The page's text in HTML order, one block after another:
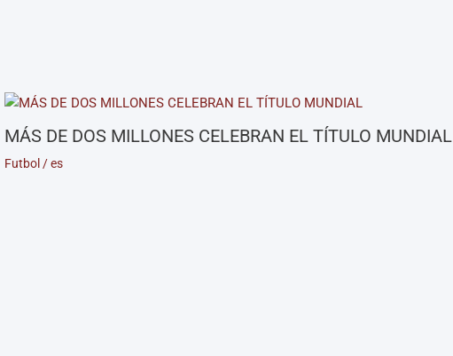
MÁS DE DOS MILLONES CELEBRAN EL TÍTULO MUNDIAL
Futbol /es